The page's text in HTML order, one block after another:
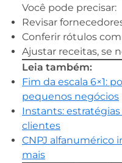
Você pode precisar:
Revisar
Conferir rótulos
Ajustar receitas, se
Leia também:
Fim da escala 6×1:
pequenos negócios
Instants:
clientes
CNPJ alfanumérico
mais